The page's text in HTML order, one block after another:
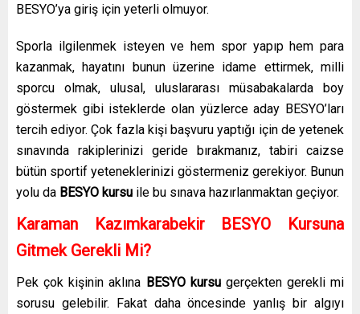
BESYO’ya giriş için yeterli olmuyor.
Sporla ilgilenmek isteyen ve hem spor yapıp hem para
kazanmak, hayatını bunun üzerine idame ettirmek, milli
sporcu olmak, ulusal, uluslararası müsabakalarda boy
göstermek gibi isteklerde olan yüzlerce aday BESYO’ları
tercih ediyor. Çok fazla kişi başvuru yaptığı için de yetenek
sınavında rakiplerinizi geride bırakmanız, tabiri caizse
bütün sportif yeteneklerinizi göstermeniz gerekiyor. Bunun
yolu da BESYO kursu ile bu sınava hazırlanmaktan geçiyor.
Karaman Kazımkarabekir BESYO Kursuna
Gitmek Gerekli Mi?
Pek çok kişinin aklına BESYO kursu gerçekten gerekli mi
sorusu gelebilir. Fakat daha öncesinde yanlış bir algıyı